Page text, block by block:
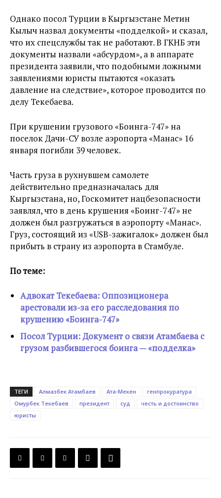
Однако посол Турции в Кыргызстане Метин
Кылыч назвал документы «подделкой» и сказал,
что их спецслужбы так не работают. В ГКНБ эти
документы назвали «абсурдом», а в аппарате
президента заявили, что подобными ложными
заявлениями юристы пытаются «оказать
давление на следствие», которое проводится по
делу Текебаева.
При крушении грузового «Боинга-747» на
поселок Дачи-СУ возле аэропорта «Манас» 16
января погибли 39 человек.
Часть груза в рухнувшем самолете
действительно предназначалась для
Кыргызстана, но, Госкомитет нацбезопасности
заявлял, что в день крушения «Боинг-747» не
должен был разгружаться в аэропорту «Манас».
Груз, состоящий из «USB-зажигалок» должен был
прибыть в страну из аэропорта в Стамбуле.
По теме:
Адвокат Текебаева: Оппозиционера
арестовали из-за его расследования по
крушению «Боинга-747»
Посол Турции: Документ о связи Атамбаева с
грузом разбившегося боинга — «подделка»
ТЕГИ Алмазбек Атамбаев Ата-Мекен
генпрокуратура
Омурбек Текебаев
президент суд
честь и достоинство
юристы